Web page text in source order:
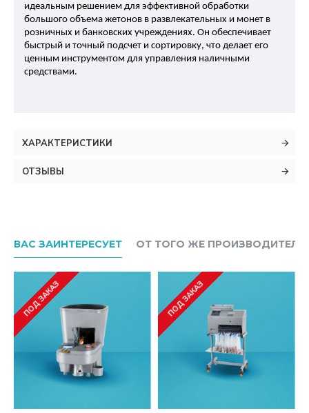
идеальным решением для эффективной обработки
большого объема жетонов в развлекательных и монет в
розничных и банковских учреждениях. Он обеспечивает
быстрый и точный подсчет и сортировку, что делает его
ценным инструментом для управления наличными
средствами.
ХАРАКТЕРИСТИКИ
ОТЗЫВЫ
ВАС ЗАИНТЕРЕСУЕТ ОТ ТОГО ЖЕ ПРОИЗВОДИТЕЛЯ
ПОД ЗАКАЗ ПОД ЗАКАЗ